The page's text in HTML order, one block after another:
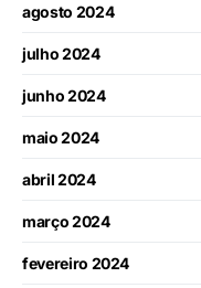
agosto 2024
julho 2024
junho 2024
maio 2024
abril 2024
março 2024
fevereiro 2024